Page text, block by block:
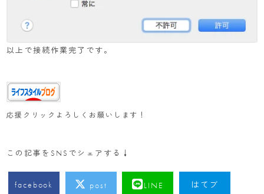
以上で接続作業完了です。
応援クリックよろしくお願いします！
この記事をSNSでシェアする↓
facebook post LINE はてブ